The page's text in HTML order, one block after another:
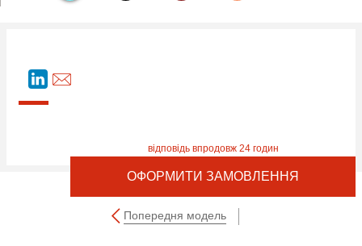
ОФОРМИТИ ЗАМОВЛЕННЯ
Попередня модель